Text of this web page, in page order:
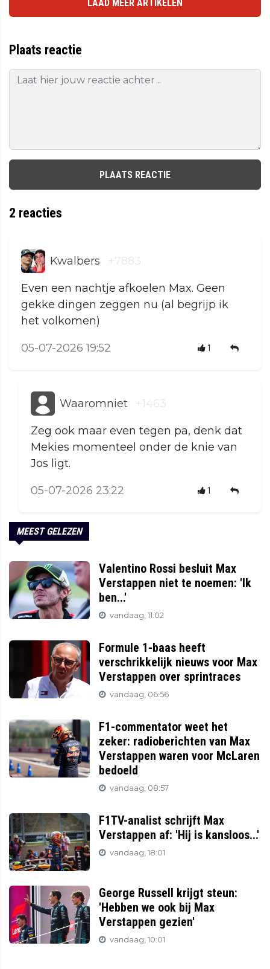
LAAD MEER ARTIKELEN
Plaats reactie
PLAATS REACTIE
2 reacties
Kwalbers +7883
Even een nachtje afkoelen Max. Geen
gekke dingen zeggen nu (al begrijp ik
het volkomen)
05-07-2026 19:52 1
Waaromniet +1463
Zeg ook maar even tegen pa, denk dat
Mekies momenteel onder de knie van
Jos ligt.
05-07-2026 23:22 1
MEEST GELEZEN
Valentino Rossi besluit Max
Verstappen niet te noemen: 'Ik
ben...'
vandaag, 11:02
Formule 1-baas heeft
verschrikkelijk nieuws voor Max
Verstappen over sprintraces
vandaag, 06:56
F1-commentator weet het
zeker: radioberichten van Max
Verstappen waren voor McLaren
bedoeld
vandaag, 08:57
F1TV-analist schrijft Max
Verstappen af: 'Hij is kansloos...'
vandaag, 18:01
George Russell krijgt steun:
'Hebben we ook bij Max
Verstappen gezien'
vandaag, 10:01